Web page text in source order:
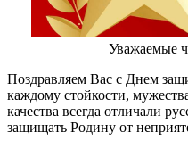
Уважаемые
Поздравляем Вас с Днем
каждому стойкости,
качества всегда отличали
защищать Родину от